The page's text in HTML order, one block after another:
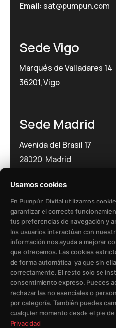
Email: sat@pumpun.com
Sede Vigo
Marqués de Valladares 14
36201, Vigo
Sede Madrid
Avenida del Brasil 17
28020, Madrid
Política de Privacidad​
Política de Cookies
Eliminación de Datos de
Condiciones del Servicio
Usamos cookies
En Pumpún Dixital utilizamos
garantizar el correcto
tus preferencias de navegación y
los usuarios interactúan con
información nos ayuda a mejorar
que ofrecemos. Las cookies
de forma automática, ya que sin
correctamente. El resto solo se
consentimiento expreso. Puedes
rechazar las no esenciales o
por categoría. También puedes
cualquier momento desde el pie de
Privacidad